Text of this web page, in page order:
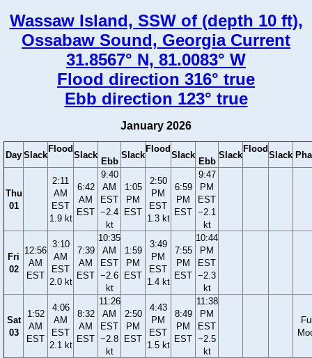
Wassaw Island, SSW of (depth 10 ft),
Ossabaw Sound, Georgia Current
31.8567° N, 81.0083° W
Flood direction 316° true
Ebb direction 123° true
January 2026
Day Slack
Flood
Slack
Ebb
Slack
Flood
Slack
Ebb
Slack
Flood
Slack
Thu
01
2:11
AM
EST
1.9 kt
6:42
AM
EST
9:40
AM
EST
−2.4
kt
1:05
PM
EST
2:50
PM
EST
1.3 kt
6:59
PM
EST
9:47
PM
EST
−2.1
kt
Fri
02
12:56
AM
EST
3:10
AM
EST
2.0 kt
7:39
AM
EST
10:35
AM
EST
−2.6
kt
1:59
PM
EST
3:49
PM
EST
1.4 kt
7:55
PM
EST
10:44
PM
EST
−2.3
kt
Sat
03
1:52
AM
EST
4:06
AM
EST
2.1 kt
8:32
AM
EST
11:26
AM
EST
−2.8
kt
2:50
PM
EST
4:43
PM
EST
1.5 kt
8:49
PM
EST
11:38
PM
EST
−2.5
kt